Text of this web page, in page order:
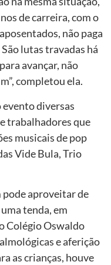
de carreira, com o
não paga
lutas travadas há
avançar, não
completou ela.
diversas
trabalhadores que
musicais de pop
Vide Bula, Trio
pode aproveitar de
tenda, em
Colégio Oswaldo
e aferição
as crianças, houve